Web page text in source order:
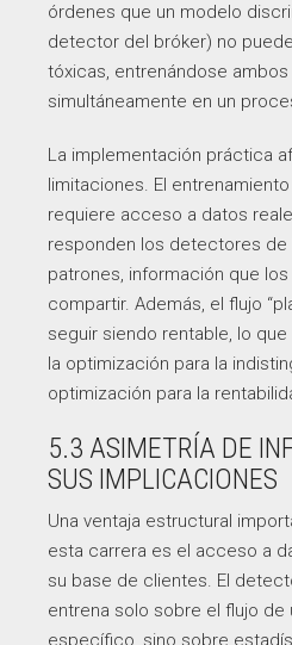
órdenes que un modelo
detector del bróker) no
tóxicas, entrenándose
simultáneamente en un
La implementación práctica
limitaciones. El
requiere acceso a datos
responden los detectores de
patrones, información que
compartir. Además, el flujo
seguir siendo rentable, lo
la optimización para la
optimización para la
5.3 ASIMETRÍA DE
SUS IMPLICACIONES
Una ventaja estructural
esta carrera es el acceso a
su base de clientes. El
entrena solo sobre el flujo de